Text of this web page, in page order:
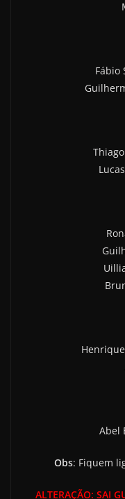
Fábio
Abel
Obs: Fiquem
ALTERAÇÃO: SAI